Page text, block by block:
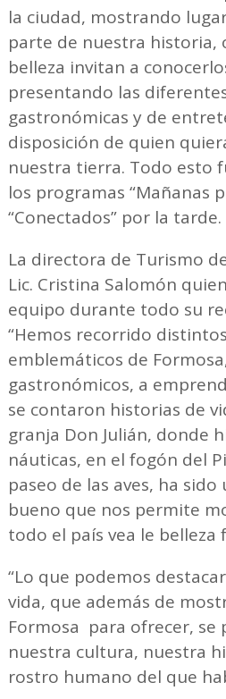
la ciudad, mostrando
parte de nuestra historia,
belleza invitan a
presentando las
gastronómicas y de
disposición de quien
nuestra tierra. Todo esto
los programas “Mañanas
“Conectados” por la tarde.
La directora de Turismo
Lic. Cristina Salomón
equipo durante todo su
“Hemos recorrido
emblemáticos de
gastronómicos, a
se contaron historias de
granja Don Julián, donde
náuticas, en el fogón del
paseo de las aves, ha
bueno que nos permite
todo el país vea le belleza
“Lo que podemos
vida, que además de
Formosa para ofrecer, se
nuestra cultura, nuestra
rostro humano del que